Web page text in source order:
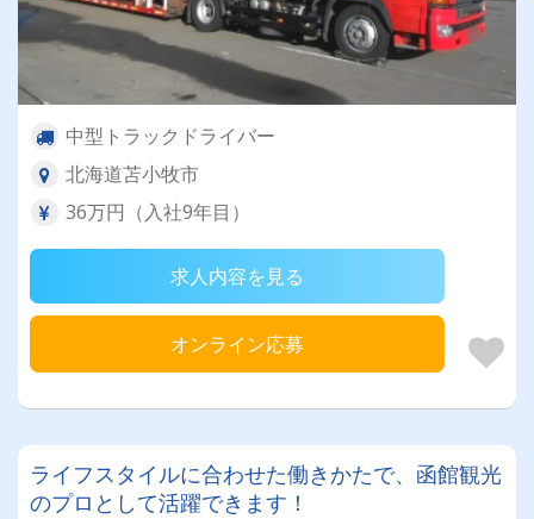
中型トラックドライバー
北海道苫小牧市
36万円（入社9年目）
求人内容を見る
オンライン応募
ライフスタイルに合わせた働きかたで、函館観光
のプロとして活躍できます！